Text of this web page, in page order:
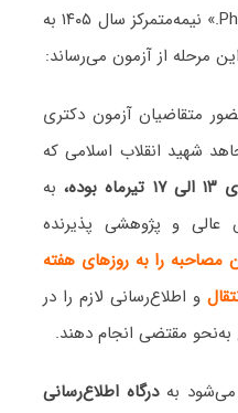
آزمون ورودی مقطع دکتری «Ph. D.» نیمه‌متمرکز سال ۱۴۰۵ به
مرحله از آزمون می‌رساند:
متقاضیان آزمون دکتری
شهید انقلاب اسلامی که
به
و پژوهشی پذیرنده
مصاحبه را به روزهای هفته
و اطلاع‌رسانی لازم را در
مقتضی انجام دهند.
می‌شود بهدرگاه اطلاع‌رسانی